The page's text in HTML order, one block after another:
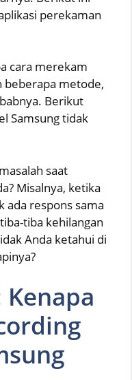
perekaman
cara merekam
beberapa metode,
Berikut
Samsung tidak
saat
Misalnya, ketika
ada respons sama
tiba kehilangan
Anda ketahui di